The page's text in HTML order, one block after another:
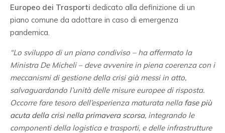
Europeo dei Trasporti dedicato alla definizione di un
piano comune da adottare in caso di emergenza
pandemica.
“Lo sviluppo di un piano condiviso – ha affermato la
Ministra De Micheli – deve avvenire in piena coerenza con i
meccanismi di gestione della crisi già messi in atto,
salvaguardando l’unità delle misure europee di risposta.
Occorre fare tesoro dell’esperienza maturata nella fase più
acuta della crisi nella primavera scorsa, integrando le
componenti della logistica e trasporti, e delle infrastrutture